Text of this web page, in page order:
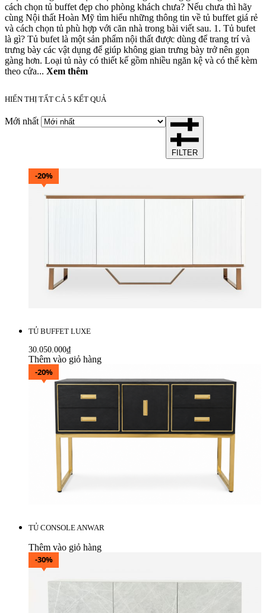
cách chọn tủ buffet đẹp cho phòng khách chưa? Nếu chưa thì hãy
cùng Nội thất Hoàn Mỹ tìm hiểu những thông tin về tủ buffet giá rẻ
và cách chọn tủ phù hợp với căn nhà trong bài viết sau. 1. Tủ bufet
là gì? Tủ bufet là một sản phẩm nội thất được dùng để trang trí và
trưng bày các vật dụng để giúp không gian trưng bày trở nên gọn
gàng hơn. Loại tủ này có thiết kế gồm nhiều ngăn kệ và có thể kèm
theo cửa... Xem thêm
HIỂN THỊ TẤT CẢ 5 KẾT QUẢ
Mới nhất
FILTER
-20%
TỦ BUFFET LUXE
30.050.000₫
Thêm vào giỏ hàng
-20%
TỦ CONSOLE ANWAR
Thêm vào giỏ hàng
-30%